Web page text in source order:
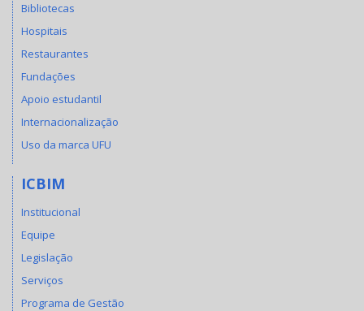
Bibliotecas
Hospitais
Restaurantes
Fundações
Apoio estudantil
Internacionalização
Uso da marca UFU
ICBIM
Institucional
Equipe
Legislação
Serviços
Programa de Gestão